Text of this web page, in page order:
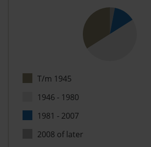
T/m 1945
1946 - 1980
1981 - 2007
2008 of later